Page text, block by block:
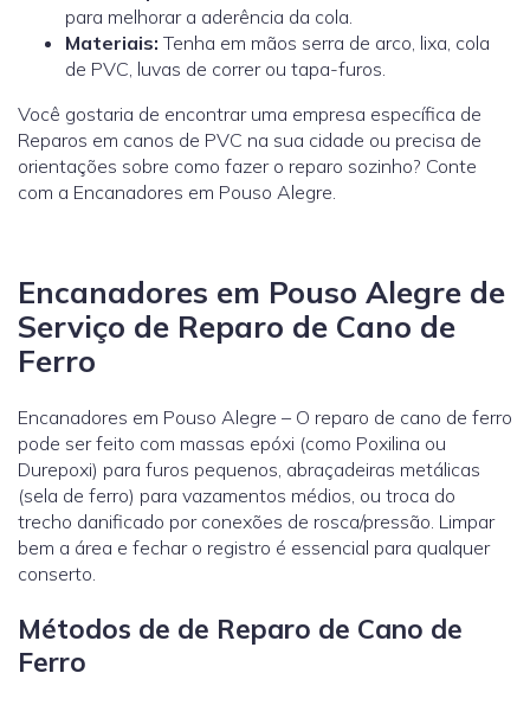
para melhorar a aderência da cola.
Materiais: Tenha em mãos serra de arco, lixa, cola
de PVC, luvas de correr ou tapa-furos.
Você gostaria de encontrar uma empresa específica de
Reparos em canos de PVC na sua cidade ou precisa de
orientações sobre como fazer o reparo sozinho? Conte
com a Encanadores em Pouso Alegre.
Encanadores em Pouso Alegre de
Serviço de Reparo de Cano de
Ferro
Encanadores em Pouso Alegre – O reparo de cano de ferro
pode ser feito com massas epóxi (como Poxilina ou
Durepoxi) para furos pequenos, abraçadeiras metálicas
(sela de ferro) para vazamentos médios, ou troca do
trecho danificado por conexões de rosca/pressão. Limpar
bem a área e fechar o registro é essencial para qualquer
conserto.
Métodos de de Reparo de Cano de
Ferro